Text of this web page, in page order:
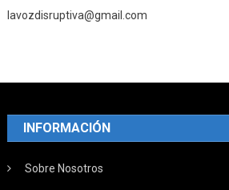
lavozdisruptiva@gmail.com
INFORMACIÓN
Sobre Nosotros